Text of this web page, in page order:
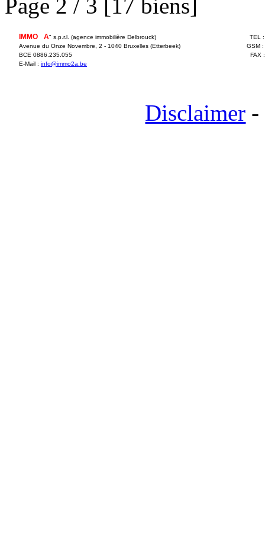
Page 2 / 3 [17 biens]
IMMO A" s.p.r.l. (agence immobilière Delbrouck)
Avenue du Onze Novembre, 2 - 1040 Bruxelles (Etterbeek)
BCE 0886.235.055
E-Mail : info@immo2a.be
TEL
GSM
FAX
Disclaimer -